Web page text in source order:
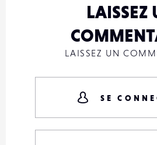
LAISSEZ
LAISSEZ UN
SE